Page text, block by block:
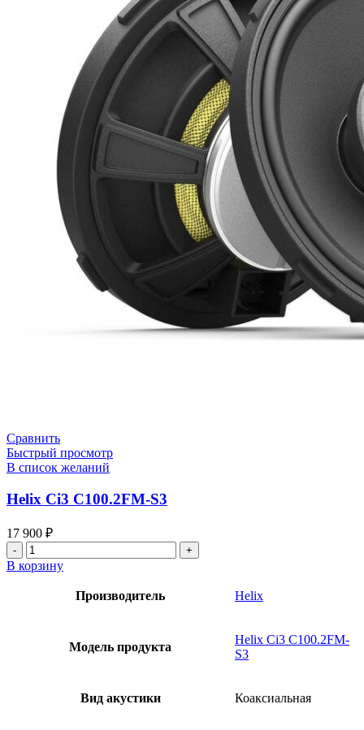
Сравнить
Быстрый просмотр
В список желаний
Helix Ci3 C100.2FM-S3
17 900 ₽
Количество
товара
Helix
C100.2FM-
В корзину
Производитель Helix
Модель продукта
Helix Ci3 C100.2FM-
S3
Вид акустики Коаксиальная